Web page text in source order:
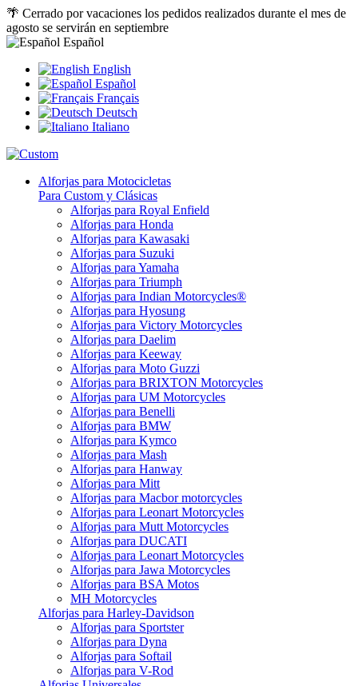
🌴 Cerrado por vacaciones los pedidos realizados durante el mes de
agosto se servirán en septiembre
Español
English
Español
Français
Deutsch
Italiano
Alforjas para Motocicletas
Para Custom y Clásicas
Alforjas para Royal Enfield
Alforjas para Honda
Alforjas para Kawasaki
Alforjas para Suzuki
Alforjas para Yamaha
Alforjas para Triumph
Alforjas para Indian Motorcycles®
Alforjas para Hyosung
Alforjas para Victory Motorcycles
Alforjas para Daelim
Alforjas para Keeway
Alforjas para Moto Guzzi
Alforjas para BRIXTON Motorcycles
Alforjas para UM Motorcycles
Alforjas para Benelli
Alforjas para BMW
Alforjas para Kymco
Alforjas para Mash
Alforjas para Hanway
Alforjas para Mitt
Alforjas para Macbor motorcycles
Alforjas para Leonart Motorcycles
Alforjas para Mutt Motorcycles
Alforjas para DUCATI
Alforjas para Leonart Motorcycles
Alforjas para Jawa Motorcycles
Alforjas para BSA Motos
MH Motorcycles
Alforjas para Harley-Davidson
Alforjas para Sportster
Alforjas para Dyna
Alforjas para Softail
Alforjas para V-Rod